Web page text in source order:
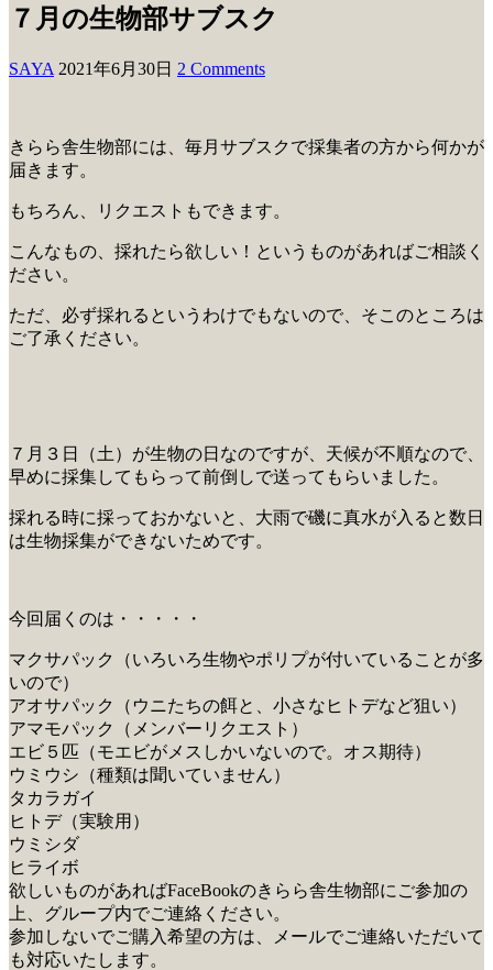
７月の生物部サブスク
SAYA 2021年6月30日 2 Comments
きらら舎生物部には、毎月サブスクで採集者の方から何かが
届きます。
もちろん、リクエストもできます。
こんなもの、採れたら欲しい！というものがあればご相談く
ださい。
ただ、必ず採れるというわけでもないので、そこのところは
ご了承ください。
７月３日（土）が生物の日なのですが、天候が不順なので、
早めに採集してもらって前倒しで送ってもらいました。
採れる時に採っておかないと、大雨で磯に真水が入ると数日
は生物採集ができないためです。
今回届くのは・・・・・
マクサパック（いろいろ生物やポリプが付いていることが多
いので）
アオサパック（ウニたちの餌と、小さなヒトデなど狙い）
アマモパック（メンバーリクエスト）
エビ５匹（モエビがメスしかいないので。オス期待）
ウミウシ（種類は聞いていません）
タカラガイ
ヒトデ（実験用）
ウミシダ
ヒライボ
欲しいものがあればFaceBookのきらら舎生物部にご参加の
上、グループ内でご連絡ください。
参加しないでご購入希望の方は、メールでご連絡いただいて
も対応いたします。